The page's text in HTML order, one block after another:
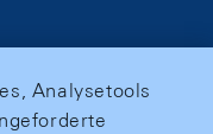
Analysetools